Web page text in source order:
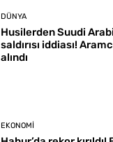
DÜNYA
Husilerden Suudi
saldırısı iddiası!
alındı
EKONOMI